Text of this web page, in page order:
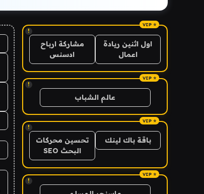
!
اول اثنين ريادة
اعمال
مشاركة ارباح
ادسنس
!
عالم الشباب
!
باقة باك لينك
تحسين محركات
البحث SEO
!